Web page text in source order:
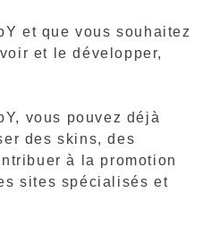
et que vous souhaitez
et le développer,
vous pouvez déjà
des skins, des
à la promotion
sites spécialisés et